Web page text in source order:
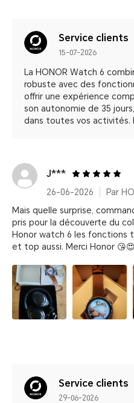
Service clients
15-07-2026
La HONOR Watch 6
robuste avec des
offrir une expérience
son autonomie de 35
dans toutes vos activités.
J***
26-06-2026
Mais quelle surprise,
pris pour la découverte du
Honor watch 6 les fonctions
et top aussi. Merci Honor
Service clients
29-06-2026